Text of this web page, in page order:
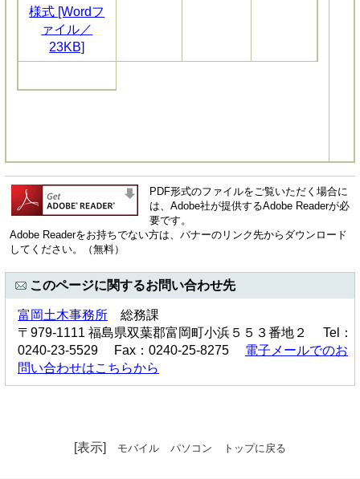
様式 [Wordフ
ァイル／
23KB]
PDF形式のファイルをご覧いただく場合に
は、Adobe社が提供するAdobe Readerが必
要です。
Adobe Readerをお持ちでない方は、バナーのリンク先からダウンロード
してください。（無料）
このページに関するお問い合わせ先
富岡土木事務所 総務課
〒979-1111 福島県双葉郡富岡町小浜５５３番地２ Tel：
0240-23-5529 Fax：0240-25-8275 電子メールでのお
問い合わせはこちらから
[表示] モバイル パソコン トップに戻る